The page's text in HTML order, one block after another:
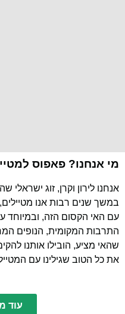
מי אנחנו? פאפוס
אנחנו לירון וקרן, זוג
במשך שנים רבות אנו
עם האי הקסום הזה, ובמיוחד
התרבות המקומית, הנופים
שהאי מציע, הובילו אותנו
את כל הטוב שגילינו עם
עוד